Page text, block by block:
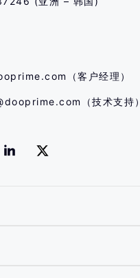
（客户经理）
（技术支持）